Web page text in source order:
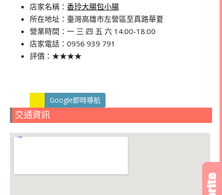
店家名稱： 香玲大腸包小腸
所在地址：臺灣高雄市左營區至真路華夏
營業時間：一 三 四 五 六 14:00-18:00
店家電話：0956 939 791
評價：★★★★
Google即時導航
交通資訊